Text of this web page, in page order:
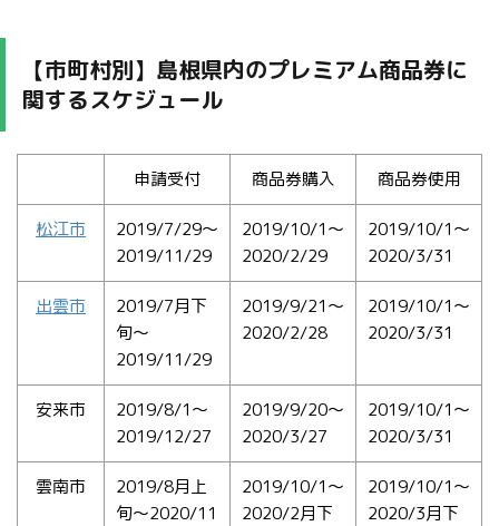
【市町村別】島根県内のプレミアム商品券に
関するスケジュール
申請受付 商品券購入 商品券使用
松江市
2019/7/29〜
2019/11/29
2019/10/1〜
2020/2/29
2019/10/1〜
2020/3/31
出雲市
2019/7月下
旬〜
2019/11/29
2019/9/21〜
2020/2/28
2019/10/1〜
2020/3/31
安来市
2019/8/1〜
2019/12/27
2019/9/20〜
2020/3/27
2019/10/1〜
2020/3/31
雲南市
2019/8月上
旬〜2020/11
2019/10/1〜
2020/2月下
2019/10/1〜
2020/3月下